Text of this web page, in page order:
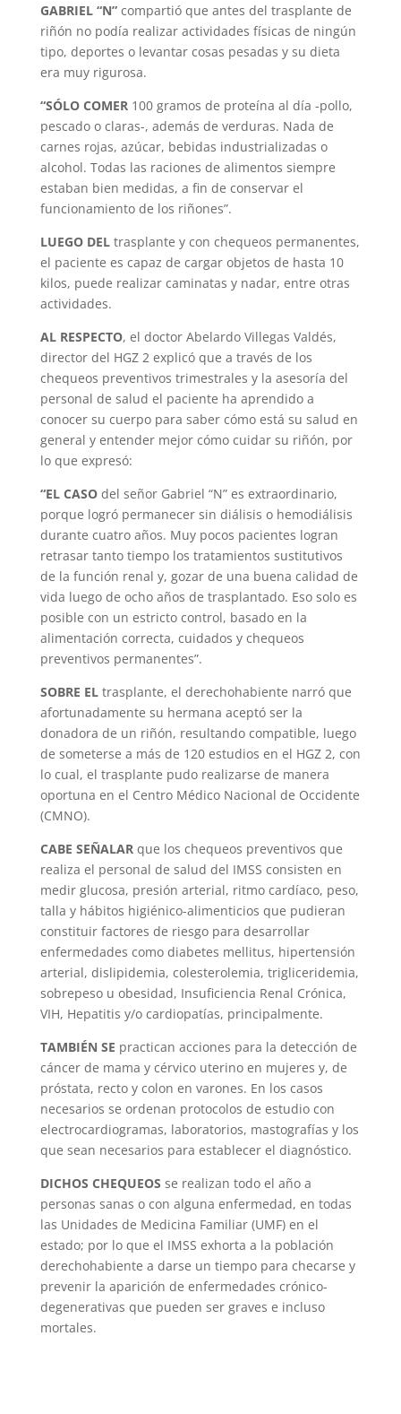
GABRIEL “N” compartió que antes del trasplante de
riñón no podía realizar actividades físicas de ningún
tipo, deportes o levantar cosas pesadas y su dieta
era muy rigurosa.
“SÓLO COMER 100 gramos de proteína al día -pollo,
pescado o claras-, además de verduras. Nada de
carnes rojas, azúcar, bebidas industrializadas o
alcohol. Todas las raciones de alimentos siempre
estaban bien medidas, a fin de conservar el
funcionamiento de los riñones”.
LUEGO DEL trasplante y con chequeos permanentes,
el paciente es capaz de cargar objetos de hasta 10
kilos, puede realizar caminatas y nadar, entre otras
actividades.
AL RESPECTO, el doctor Abelardo Villegas Valdés,
director del HGZ 2 explicó que a través de los
chequeos preventivos trimestrales y la asesoría del
personal de salud el paciente ha aprendido a
conocer su cuerpo para saber cómo está su salud en
general y entender mejor cómo cuidar su riñón, por
lo que expresó:
“EL CASO del señor Gabriel “N” es extraordinario,
porque logró permanecer sin diálisis o hemodiálisis
durante cuatro años. Muy pocos pacientes logran
retrasar tanto tiempo los tratamientos sustitutivos
de la función renal y, gozar de una buena calidad de
vida luego de ocho años de trasplantado. Eso solo es
posible con un estricto control, basado en la
alimentación correcta, cuidados y chequeos
preventivos permanentes”.
SOBRE EL trasplante, el derechohabiente narró que
afortunadamente su hermana aceptó ser la
donadora de un riñón, resultando compatible, luego
de someterse a más de 120 estudios en el HGZ 2, con
lo cual, el trasplante pudo realizarse de manera
oportuna en el Centro Médico Nacional de Occidente
(CMNO).
CABE SEÑALAR que los chequeos preventivos que
realiza el personal de salud del IMSS consisten en
medir glucosa, presión arterial, ritmo cardíaco, peso,
talla y hábitos higiénico-alimenticios que pudieran
constituir factores de riesgo para desarrollar
enfermedades como diabetes mellitus, hipertensión
arterial, dislipidemia, colesterolemia, trigliceridemia,
sobrepeso u obesidad, Insuficiencia Renal Crónica,
VIH, Hepatitis y/o cardiopatías, principalmente.
TAMBIÉN SE practican acciones para la detección de
cáncer de mama y cérvico uterino en mujeres y, de
próstata, recto y colon en varones. En los casos
necesarios se ordenan protocolos de estudio con
electrocardiogramas, laboratorios, mastografías y los
que sean necesarios para establecer el diagnóstico.
DICHOS CHEQUEOS se realizan todo el año a
personas sanas o con alguna enfermedad, en todas
las Unidades de Medicina Familiar (UMF) en el
estado; por lo que el IMSS exhorta a la población
derechohabiente a darse un tiempo para checarse y
prevenir la aparición de enfermedades crónico-
degenerativas que pueden ser graves e incluso
mortales.